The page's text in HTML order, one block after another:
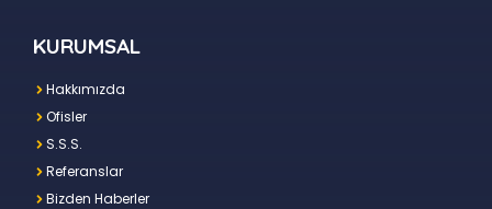
KURUMSAL
Hakkımızda
Ofisler
S.S.S.
Referanslar
Bizden Haberler